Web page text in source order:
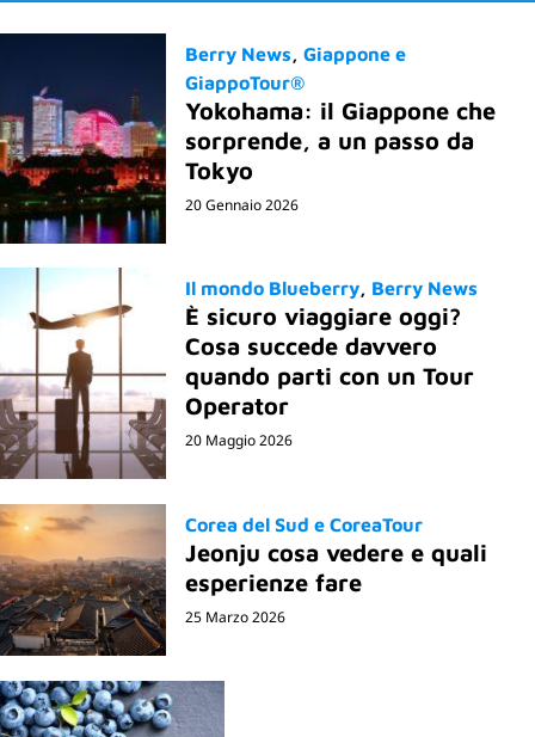
Berry News
Giappone e
GiappoTour®
Yokohama: il Giappone che
sorprende, a un passo da
Tokyo
20 Gennaio 2026
Il mondo Blueberry Berry News
È sicuro viaggiare oggi?
Cosa succede davvero
quando parti con un Tour
Operator
20 Maggio 2026
Corea del Sud e CoreaTour
Jeonju cosa vedere e quali
esperienze fare
25 Marzo 2026